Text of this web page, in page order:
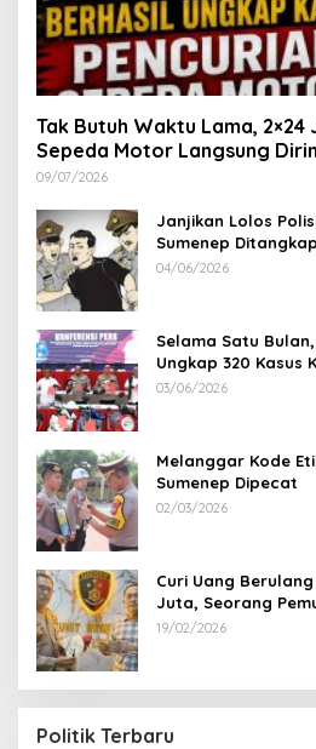
Tak Butuh Waktu Lama, 2×24
Sepeda Motor Langsung
Lenteng di Wilayah Manding
09/07/2026
Janjikan Lolos
Sumenep
Korban Rugi Rp
04/06/2026
Selama Satu
Ungkap 320 Kasus
100 Sepeda Motor
03/06/2026
Melanggar Kode
Sumenep Dipecat
02/03/2026
Curi Uang Berulang
Juta, Seorang
Reskrim Polsek
19/02/2026
Politik Terbaru